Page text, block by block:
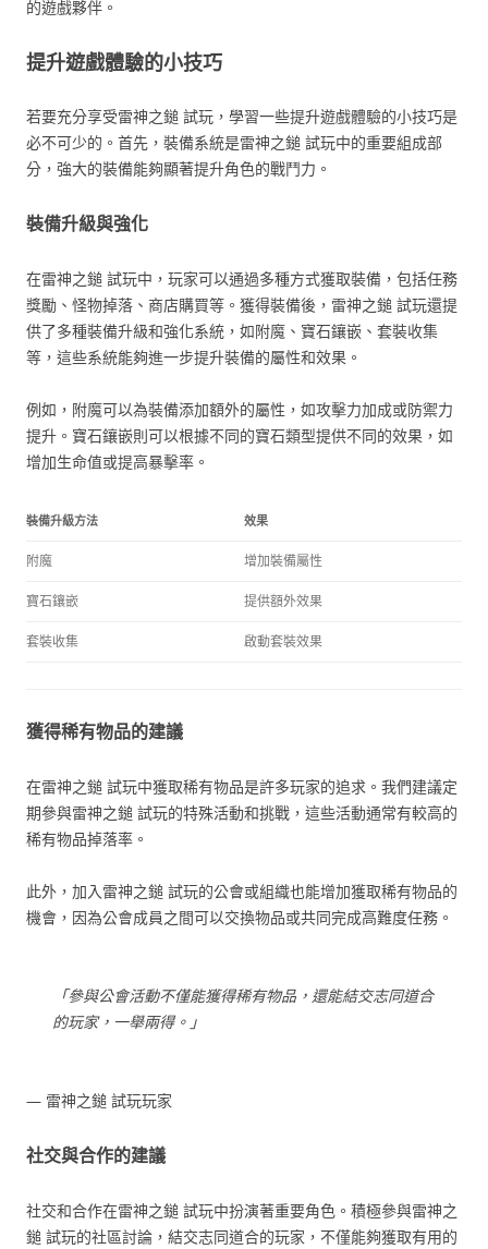
的遊戲夥伴。
提升遊戲體驗的小技巧
若要充分享受雷神之鎚 試玩，學習一些提升遊戲體驗的小技巧是
必不可少的。首先，裝備系統是雷神之鎚 試玩中的重要組成部
分，強大的裝備能夠顯著提升角色的戰鬥力。
裝備升級與強化
在雷神之鎚 試玩中，玩家可以通過多種方式獲取裝備，包括任務
獎勵、怪物掉落、商店購買等。獲得裝備後，雷神之鎚 試玩還提
供了多種裝備升級和強化系統，如附魔、寶石鑲嵌、套裝收集
等，這些系統能夠進一步提升裝備的屬性和效果。
例如，附魔可以為裝備添加額外的屬性，如攻擊力加成或防禦力
提升。寶石鑲嵌則可以根據不同的寶石類型提供不同的效果，如
增加生命值或提高暴擊率。
裝備升級方法 效果
附魔 增加裝備屬性
寶石鑲嵌 提供額外效果
套裝收集 啟動套裝效果
獲得稀有物品的建議
在雷神之鎚 試玩中獲取稀有物品是許多玩家的追求。我們建議定
期參與雷神之鎚 試玩的特殊活動和挑戰，這些活動通常有較高的
稀有物品掉落率。
此外，加入雷神之鎚 試玩的公會或組織也能增加獲取稀有物品的
機會，因為公會成員之間可以交換物品或共同完成高難度任務。
「參與公會活動不僅能獲得稀有物品，還能結交志同道合
的玩家，一舉兩得。」
— 雷神之鎚 試玩玩家
社交與合作的建議
社交和合作在雷神之鎚 試玩中扮演著重要角色。積極參與雷神之
鎚 試玩的社區討論，結交志同道合的玩家，不僅能夠獲取有用的